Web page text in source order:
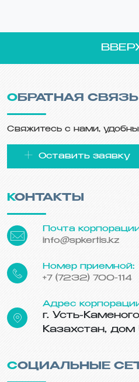
ОБРАТНАЯ СВЯЗЬ
Свяжитесь с нами,
Оставить заявку
КОНТАКТЫ
Почта
info@spkertis.kz
Номер приемной:
+7 (7232) 700-114
Адрес
г. Усть-
Казахстан, дом
СОЦИАЛЬНЫЕ